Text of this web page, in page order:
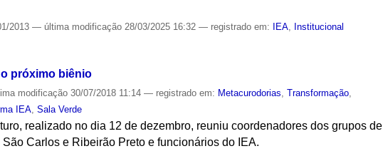
2013— última modificação 28/03/2025 16:32— registrado em: IEA Institucional
o próximo biênio
modificação 30/07/2018 11:14— registrado em: Metacurodorias ,Transformação
IEA ,Sala Verde
realizado no dia 12 de dezembro, reuniu coordenadores dos grupos de
Carlos e Ribeirão Preto e funcionários do IEA.